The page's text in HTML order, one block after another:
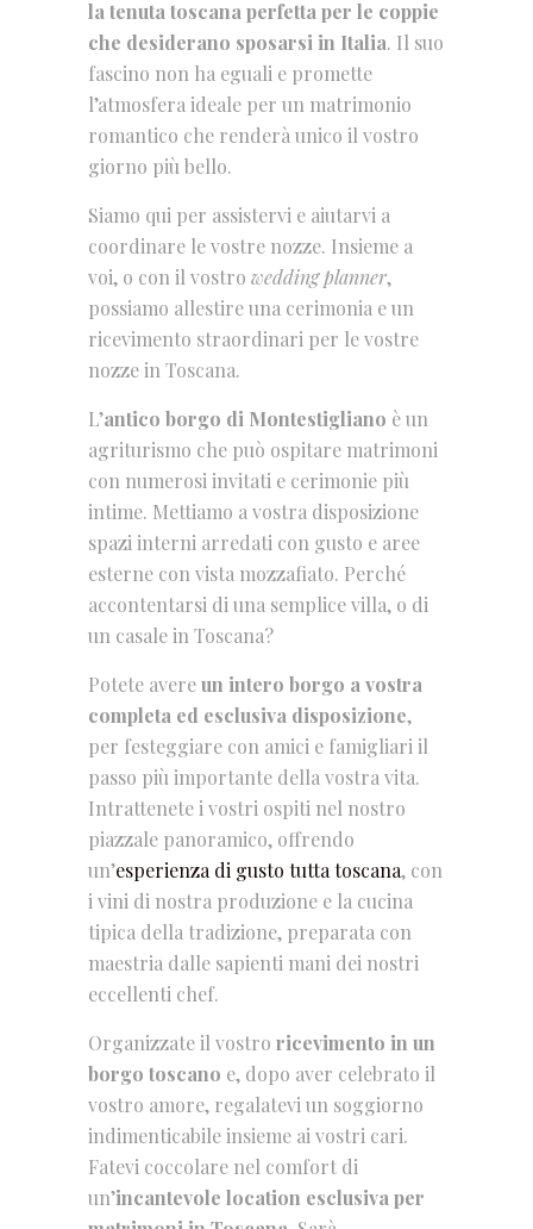
la tenuta toscana perfetta per le coppie
che desiderano sposarsi in Italia. Il suo
fascino non ha eguali e promette
l’atmosfera ideale per un matrimonio
romantico che renderà unico il vostro
giorno più bello.
Siamo qui per assistervi e aiutarvi a
coordinare le vostre nozze. Insieme a
voi, o con il vostro wedding planner,
possiamo allestire una cerimonia e un
ricevimento straordinari per le vostre
nozze in Toscana.
L’antico borgo di Montestigliano è un
agriturismo che può ospitare matrimoni
con numerosi invitati e cerimonie più
intime. Mettiamo a vostra disposizione
spazi interni arredati con gusto e aree
esterne con vista mozzafiato. Perché
accontentarsi di una semplice villa, o di
un casale in Toscana?
Potete avereun intero borgo a vostra
completa ed esclusiva disposizione,
per festeggiare con amici e famigliari il
passo più importante della vostra vita.
Intrattenete i vostri ospiti nel nostro
piazzale panoramico, offrendo
un’esperienza di gusto tutta toscana, con
i vini di nostra produzione e la cucina
tipica della tradizione, preparata con
maestria dalle sapienti mani dei nostri
eccellenti chef.
Organizzate il vostro ricevimento in un
borgo toscano e, dopo aver celebrato il
vostro amore, regalatevi un soggiorno
indimenticabile insieme ai vostri cari.
Fatevi coccolare nel comfort di
un’incantevole location esclusiva per